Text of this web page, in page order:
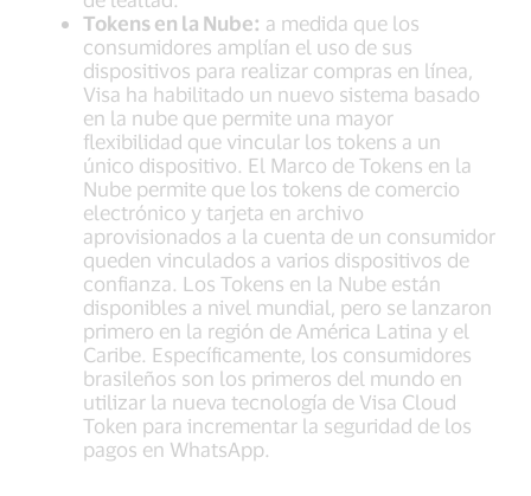
Tokens en la Nube: a medida que los
consumidores amplían el uso de sus
dispositivos para realizar compras en línea,
Visa ha habilitado un nuevo sistema basado
en la nube que permite una mayor
flexibilidad que vincular los tokens a un
único dispositivo. El Marco de Tokens en la
Nube permite que los tokens de comercio
electrónico y tarjeta en archivo
aprovisionados a la cuenta de un consumidor
queden vinculados a varios dispositivos de
confianza. Los Tokens en la Nube están
disponibles a nivel mundial, pero se lanzaron
primero en la región de América Latina y el
Caribe. Específicamente, los consumidores
brasileños son los primeros del mundo en
utilizar la nueva tecnología de Visa Cloud
Token para incrementar la seguridad de los
pagos en WhatsApp.